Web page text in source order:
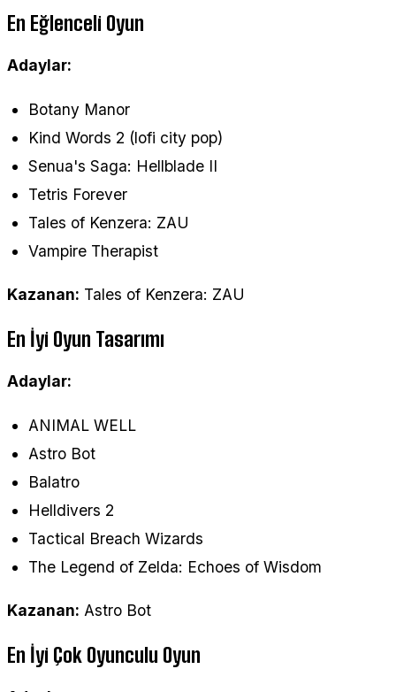
En Eğlenceli Oyun
Adaylar:
Botany Manor
Kind Words 2 (lofi city pop)
Senua's Saga: Hellblade II
Tetris Forever
Tales of Kenzera: ZAU
Vampire Therapist
Kazanan: Tales of Kenzera: ZAU
En İyi Oyun Tasarımı
Adaylar:
ANIMAL WELL
Astro Bot
Balatro
Helldivers 2
Tactical Breach Wizards
The Legend of Zelda: Echoes of Wisdom
Kazanan: Astro Bot
En İyi Çok Oyunculu Oyun